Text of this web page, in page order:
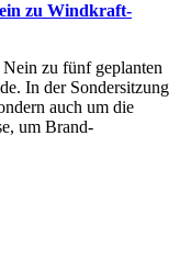
zu Windkraft-
zu fünf geplanten
In der Sondersitzung
auch um die
um Brand-